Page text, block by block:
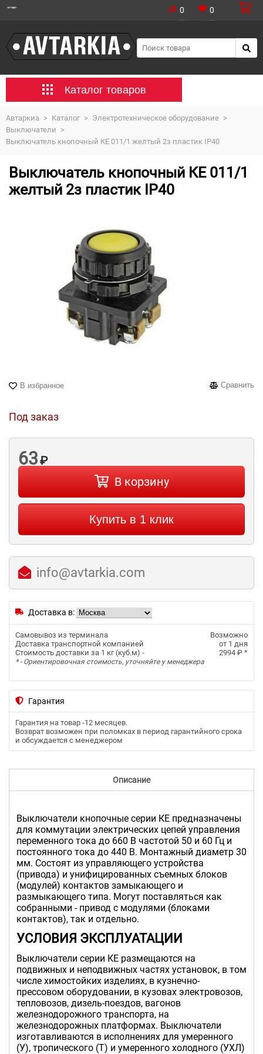
0 0
Каталог товаров
Автаркиа > Каталог > Электротехническое оборудование >
Выключатели >
Выключатель кнопочный КЕ 011/1 желтый 2з пластик IP40
Выключатель кнопочный КЕ 011/1
желтый 2з пластик IP40
В избранное Сравнить
Под заказ
63₽
В корзину
Купить в 1 клик
info@avtarkia.com
Доставка в:
Самовывоз из терминала
Возможно
Доставка транспортной компанией
от 1 дня
Стоимость доставки за 1 кг (куб.м) -
2994 ₽ *
* - Ориентировочная стоимость, уточняйте у менеджера
Гарантия
Гарантия на товар -12 месяцев.
Возврат возможен при поломках в период гарантийного срока
и обсуждается с менеджером
Описание
Выключатели кнопочные серии КЕ предназначены
для коммутации электрических цепей управления
переменного тока до 660 В частотой 50 и 60 Гц и
постоянного тока до 440 В. Монтажный диаметр 30
мм. Состоят из управляющего устройства
(привода) и унифицированных съемных блоков
(модулей) контактов замыкающего и
размыкающего типа. Могут поставляться как
собранными - привод с модулями (блоками
контактов), так и отдельно.
УСЛОВИЯ ЭКСПЛУАТАЦИИ
Выключатели серии КЕ размещаются на
подвижных и неподвижных частях установок, в том
числе химостойких изделиях, в кузнечно-
прессовом оборудовании, в кузовах электровозов,
тепловозов, дизель-поездов, вагонов
железнодорожного транспорта, на
железнодорожных платформах. Выключатели
изготавливаются в исполнениях для умеренного
(У), тропического (Т) и умеренного холодного (УХЛ)